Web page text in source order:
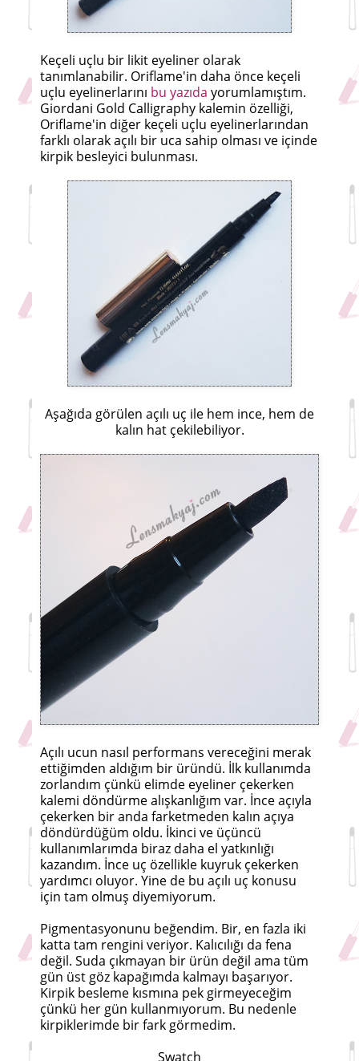
Keçeli uçlu bir likit eyeliner olarak
tanımlanabilir. Oriflame'in daha önce keçeli
uçlu eyelinerlarını bu yazıda yorumlamıştım.
Giordani Gold Calligraphy kalemin özelliği,
Oriflame'in diğer keçeli uçlu eyelinerlarından
farklı olarak açılı bir uca sahip olması ve içinde
kirpik besleyici bulunması.
Aşağıda görülen açılı uç ile hem ince, hem de
kalın hat çekilebiliyor.
Açılı ucun nasıl performans vereceğini merak
ettiğimden aldığım bir üründü. İlk kullanımda
zorlandım çünkü elimde eyeliner çekerken
kalemi döndürme alışkanlığım var. İnce açıyla
çekerken bir anda farketmeden kalın açıya
döndürdüğüm oldu. İkinci ve üçüncü
kullanımlarımda biraz daha el yatkınlığı
kazandım. İnce uç özellikle kuyruk çekerken
yardımcı oluyor. Yine de bu açılı uç konusu
için tam olmuş diyemiyorum.
Pigmentasyonunu beğendim. Bir, en fazla iki
katta tam rengini veriyor. Kalıcılığı da fena
değil. Suda çıkmayan bir ürün değil ama tüm
gün üst göz kapağımda kalmayı başarıyor.
Kirpik besleme kısmına pek girmeyeceğim
çünkü her gün kullanmıyorum. Bu nedenle
kirpiklerimde bir fark görmedim.
Swatch